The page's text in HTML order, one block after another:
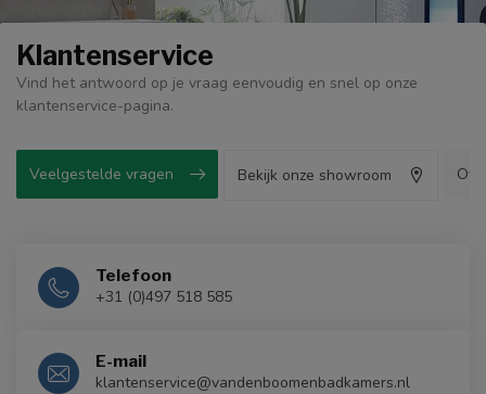
Klantenservice
Vind het antwoord op je vraag eenvoudig en snel op onze
klantenservice-pagina.
Veelgestelde vragen Bekijk onze showroom
Telefoon
+31 (0)497 518 585
E-mail
klantenservice@vandenboomenbadkamers.nl